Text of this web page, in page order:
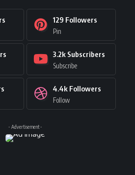
129 Followers
Pin
3.2k Subscribers
Subscribe
4.4k Followers
Follow
- Advertisement -